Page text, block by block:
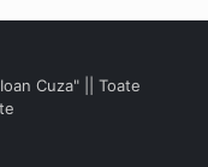
Cuza" || Toate